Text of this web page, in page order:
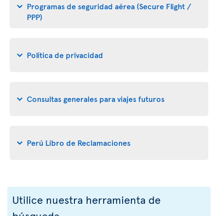
Programas de seguridad aérea (Secure Flight /
PPP)
Política de privacidad
Consultas generales para viajes futuros
Perú Libro de Reclamaciones
Utilice nuestra herramienta de